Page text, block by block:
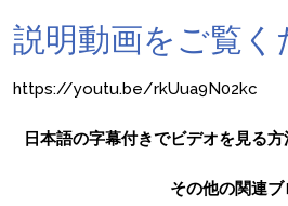
説明動画をご覧く
https://youtu.be/rkUua9N02kc
日本語の字幕付きでビデオを見る方
その他の関連ブ